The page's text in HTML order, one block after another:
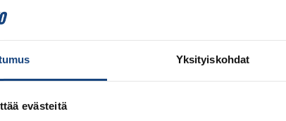
Yksityiskohdat
evästeitä